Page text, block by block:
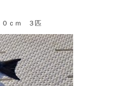
０ｃｍ ３匹